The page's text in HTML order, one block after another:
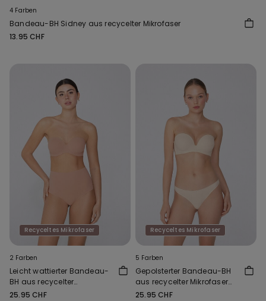
4 Farben
Bandeau-BH Sidney aus recycelter Mikrofaser
13.95 CHF
Recyceltes Mikrofaser
2 Farben
Leicht wattierter Bandeau-
BH aus recycelter
Mikrofaser Full Coverage
25.95 CHF
Recyceltes Mikrofaser
5 Farben
Gepolsterter Bandeau-BH
aus recycelter Mikrofaser
mit Ausschnitt
25.95 CHF